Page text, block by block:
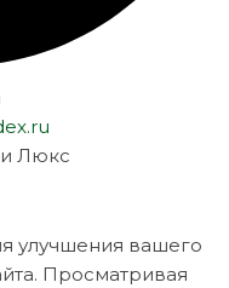
Люкс
улучшения вашего
Просматривая